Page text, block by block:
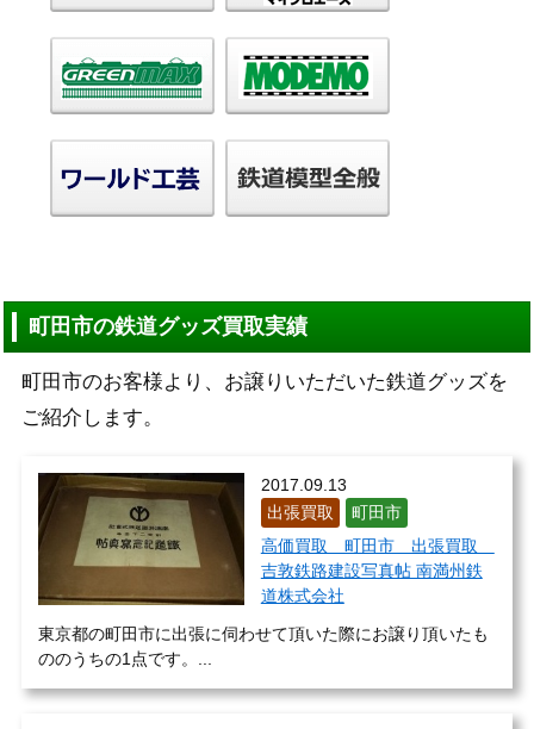
町田市の鉄道グッズ買取実績
町田市のお客様より、お譲りいただいた鉄道グッズを
ご紹介します。
2017.09.13
出張買取
町田市
高価買取 町田市 出張買取
吉敦鉄路建設写真帖 南満州鉄
道株式会社
東京都の町田市に出張に伺わせて頂いた際にお譲り頂いたも
ののうちの1点です。...